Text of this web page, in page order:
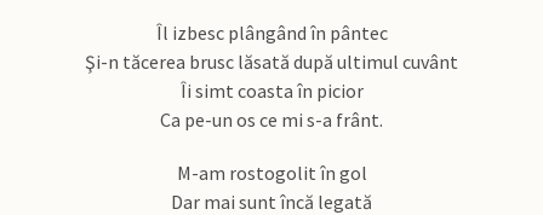
Îl izbesc plângând în pântec
Şi-n tăcerea brusc lăsată după ultimul cuvânt
Îi simt coasta în picior
Ca pe-un os ce mi s-a frânt.
M-am rostogolit în gol
Dar mai sunt încă legată